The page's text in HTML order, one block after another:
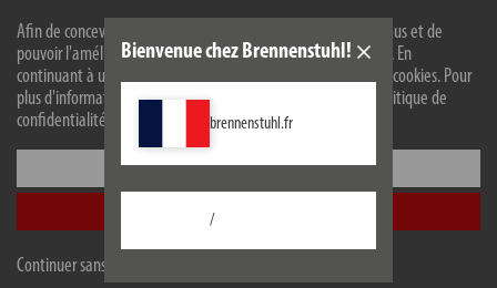
Afin de concevoir notre site web de manière optimale pour vous et de
pouvoir l'améliorer en permanence, nous utilisons des cookies. En
continuant à utiliser le site web, vous acceptez l'utilisation de cookies. Pour
plus d'informations sur les cookies, veuillez consulter notre politique de
confidentialité.
Configurer
Accepter tout
Continuer sans accepter
Bienvenue chez Brennenstuhl!
brennenstuhl.fr
/
Acheter maintenant
Ces projecteurs LED rechargeables fonctionnent au choix avec
l'un des systèmes de batterie 18V préférés
Les projecteurs brennenstuhl® Multi Battery 18V System permettent
l'utilisation de différents systèmes de batterie 18V (différentes classes Ah)
des fabricants Bosch Professional, Dewalt, Einhell, Fein, Festool, Flex, Hikoki,